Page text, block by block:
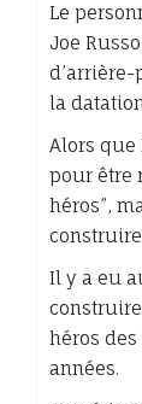
Le
Joe
la
Alors que
pour être
héros”,
construire
Il y a eu
héros
années.